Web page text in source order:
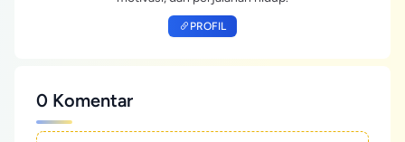
PROFIL
0 Komentar